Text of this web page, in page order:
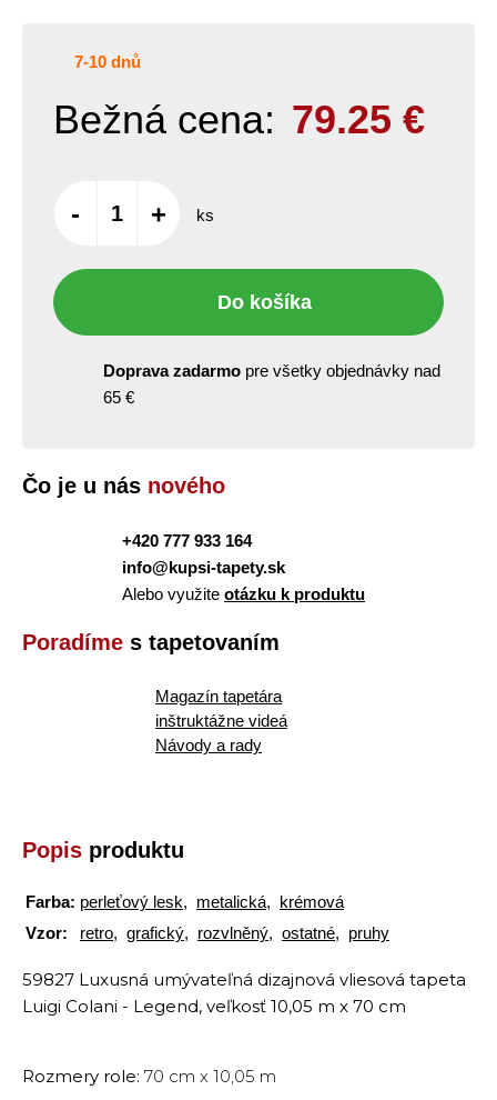
7-10 dnů
Bežná cena: 79.25 €
- + ks
Do košíka
Doprava zadarmo pre všetky objednávky nad
65 €
Čo je u nás nového
+420 777 933 164
info@kupsi-tapety.sk
Alebo využite otázku k produktu
Poradíme s tapetovaním
Magazín tapetára
inštruktážne videá
Návody a rady
Popis produktu
Farba: perleťový lesk, metalická, krémová
Vzor:
retro, grafický, rozvlněný, ostatné, pruhy
59827 Luxusná umývateľná dizajnová vliesová tapeta
Luigi Colani - Legend, veľkosť 10,05 m x 70 cm
Rozmery role: 70 cm x 10,05 m